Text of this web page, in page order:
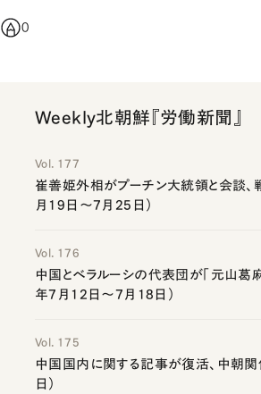
0
Weekly北朝鮮『労働新聞』
Vol. 177
崔善姫外相がプーチン大統領と会談
月19日～7月25日）
Vol. 176
中国とベラルーシの代表団が「元山
年7月12日～7月18日）
Vol. 175
中国国内に関する記事が復活、中朝
日）